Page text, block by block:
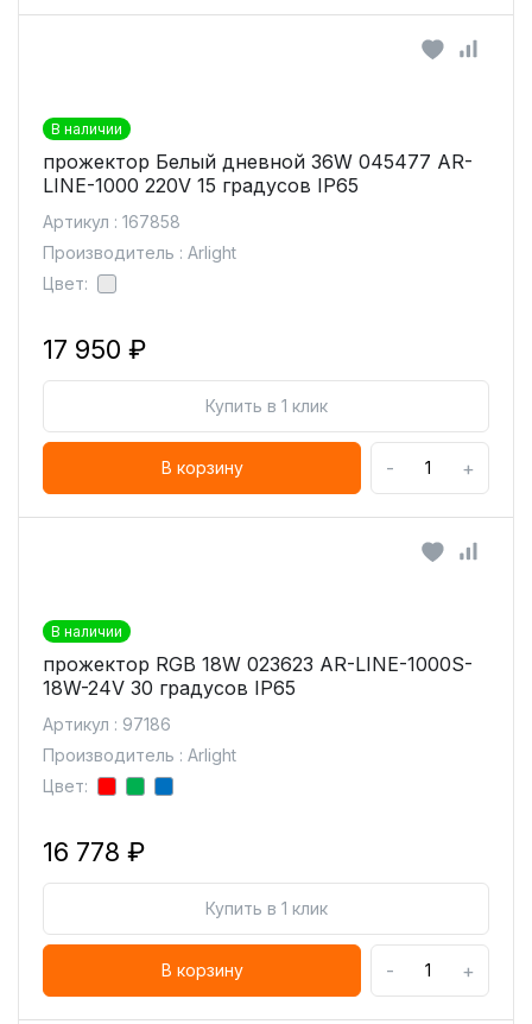
В наличии
прожектор Белый дневной 36W 045477 AR-
LINE-1000 220V 15 градусов IP65
Артикул : 167858
Производитель : Arlight
Цвет:
17 950 ₽
Купить в 1 клик
В корзину - +
В наличии
прожектор RGB 18W 023623 AR-LINE-1000S-
18W-24V 30 градусов IP65
Артикул : 97186
Производитель : Arlight
Цвет:
16 778 ₽
Купить в 1 клик
В корзину - +